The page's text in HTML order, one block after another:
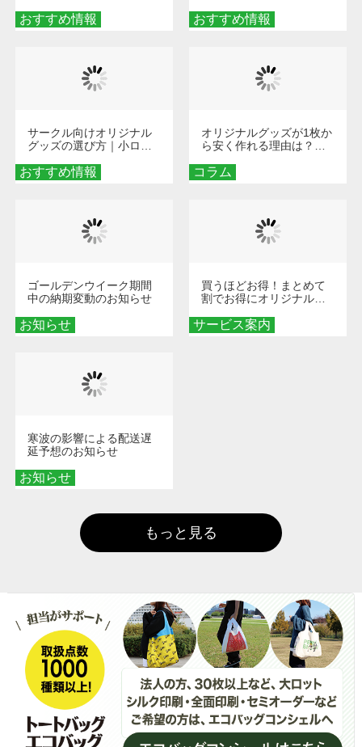
おすすめ情報
くなる巾着＆ポーチ活用
術
おすすめ情報
秘訣
おすすめ情報
サークル向けオリジナル
グッズの選び方｜小ロッ
める秘訣
コラム
オリジナルグッズが1枚か
ら安く作れる理由は？オ
とメリットを解説
お知らせ
ゴールデンウイーク期間
中の納期変動のお知らせ
サービス案内
買うほどお得！まとめて
割でお得にオリジナルグ
お知らせ
寒波の影響による配送遅
延予想のお知らせ
もっと見る